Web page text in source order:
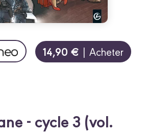
14,90 € | Acheter
- cycle 3 (vol.